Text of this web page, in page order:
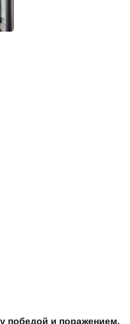
победой и поражением.